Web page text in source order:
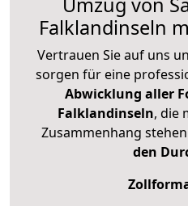
Falklandinseln
Vertrauen Sie auf uns
sorgen für eine
Abwicklung aller
Falklandinseln, die
Zusammenhang
den